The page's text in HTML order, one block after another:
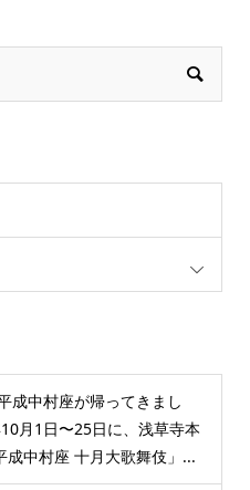
成中村座が帰ってきまし
月1日〜25日に、浅草寺本
成中村座 十月大歌舞伎」...